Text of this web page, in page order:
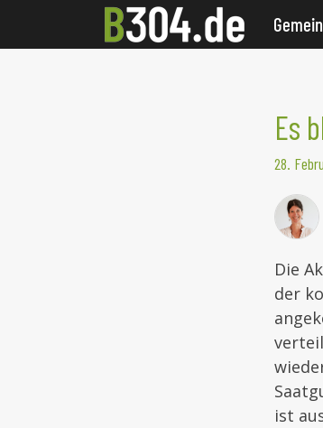
Es
28.
Die
der
ist